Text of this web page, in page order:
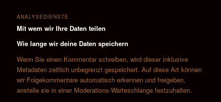
ANALYSEDIENSTE
Mit wem wir Ihre Daten teilen
Wie lange wir deine Daten speichern
Wenn Sie einen Kommentar schreiben, wird dieser inklusive
Metadaten zeitlich unbegrenzt gespeichert. Auf diese Art können
wir Folgekommentare automatisch erkennen und freigeben,
anstelle sie in einer Moderations-Warteschlange festzuhalten.